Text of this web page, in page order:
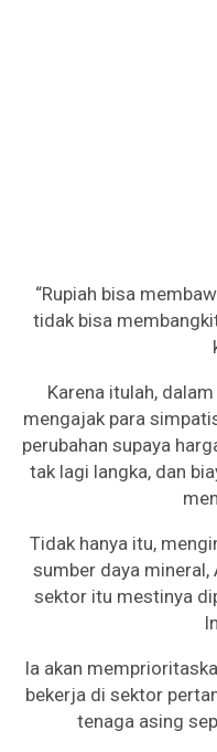
“Rupiah bisa
tidak bisa
Karena itulah,
mengajak para
perubahan supaya
tak lagi langka, dan
Tidak hanya itu,
sumber daya mineral,
sektor itu mestinya
Ia akan
bekerja di sektor
tenaga asing